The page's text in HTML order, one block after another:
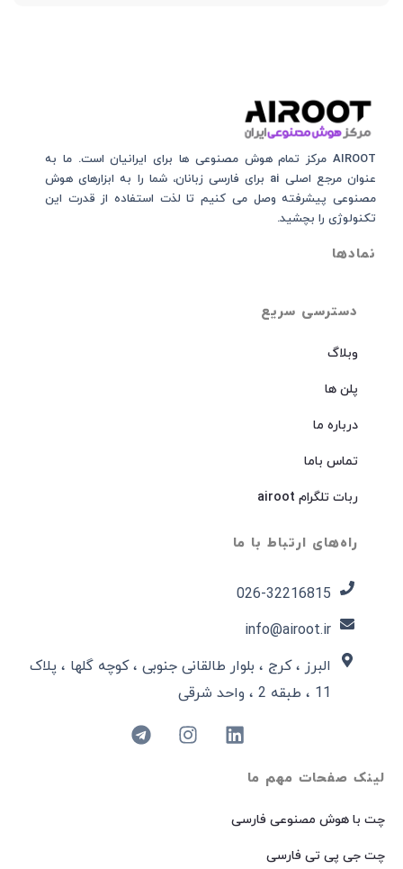
لینک صفحات مهم ما
چت با هوش مصنوعی فارسی
چت جی پی تی فارسی
دسترسی سریع
وبلاگ
پلن ها
درباره ما
تماس باما
ربات تلگرام airoot
راه‌های ارتباط با ما
026-32216815​
info@airoot.ir
البرز ، کرج ، بلوار طالقانی جنوبی ، کوچه گلها ، پلاک
11 ، طبقه 2 ، واحد شرقی
AIROOT مرکز تمام هوش مصنوعی‌‌‌ ها برای ایرانیان است. ما به
عنوان مرجع اصلی ai برای فارسی زبانان، شما را به ابزارهای هوش
مصنوعی پیشرفته وصل می کنیم تا لذت استفاده از قدرت این
تکنولوژی را بچشید.
نمادها